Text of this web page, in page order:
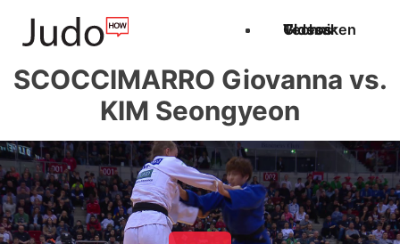
Techniken
Videos
Glossar
SCOCCIMARRO Giovanna vs.
KIM Seongyeon